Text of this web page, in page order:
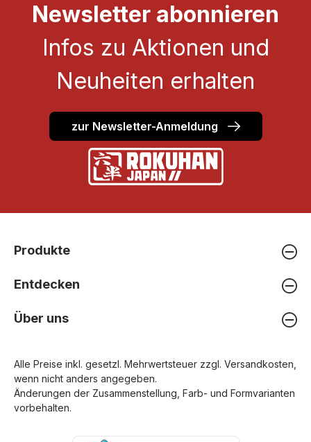
Newsletter abonnieren
Infos zu Aktionen und
Neuheiten erhalten
zur Newsletter-Anmeldung
Produkte
Entdecken
Über uns
Alle Preise inkl. gesetzl. Mehrwertsteuer zzgl. Versandkosten
wenn nicht anders angegeben.
Änderungen der Zusammenstellung, Farb- und Formvarianten
vorbehalten.